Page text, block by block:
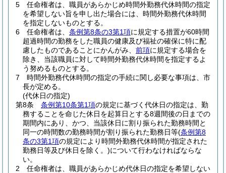
5
任命権者は、職員があらかじめ時間外勤務代休時間の指定
を希望しない旨を申し出た場合には、時間外勤務代休時間
を指定しないものとする。
6
任命権者は、 条例第8条の3第1項に規定する措置が60時間
超過時間の勤務をした職員の健康及び福祉の確保に特に配
慮したものであることにかんがみ、 前項に規定する場合を
除き、当該職員に対して時間外勤務代休時間を指定するよ
う努めるものとする。
7
時間外勤務代休時間の指定の手続に関し必要な事項は、市
長が定める。
(代休日の指定)
第8条
条例第10条第1項の規定に基づく代休日の指定は、勤
務することを命じた休日を起算日とする8週間後の日までの
期間内にあり、かつ、当該休日に割り振られた勤務時間と
同一の時間数の勤務時間が割り振られた勤務日等(条例第8
条の3第1項の規定により時間外勤務代休時間が指定された
勤務日等及び休日を除く。)について行わなければならな
い。
2
任命権者は、職員があらかじめ代休日の指定を希望しない